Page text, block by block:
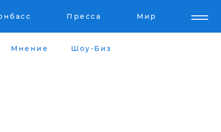
Пресса Мир
Мнение Шоу-Биз